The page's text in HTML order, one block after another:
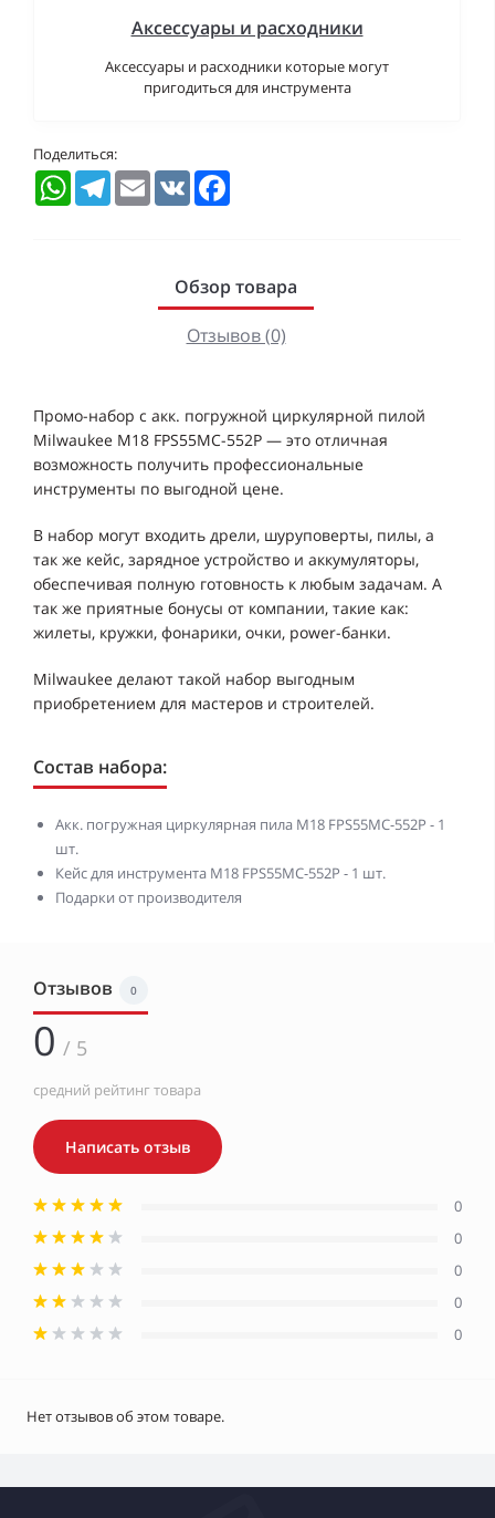
Аксессуары и расходники
Аксессуары и расходники которые могут
пригодиться для инструмента
Поделиться:
WhatsAppTelegramEmail VK
Обзор товара
Отзывов (0)
Промо-набор с акк. погружной циркулярной пилой
Milwaukee M18 FPS55MC-552P — это отличная
возможность получить профессиональные
инструменты по выгодной цене.
В набор могут входить дрели, шуруповерты, пилы, а
так же кейс, зарядное устройство и аккумуляторы,
обеспечивая полную готовность к любым задачам. А
так же приятные бонусы от компании, такие как:
жилеты, кружки, фонарики, очки, power-банки.
Milwaukee делают такой набор выгодным
приобретением для мастеров и строителей.
Состав набора:
Акк. погружная циркулярная пила M18 FPS55MC-552P - 1
шт.
Кейс для инструмента M18 FPS55MC-552P - 1 шт.
Подарки от производителя
Отзывов 0
0 / 5
средний рейтинг товара
Написать отзыв
0
0
0
0
0
Нет отзывов об этом товаре.